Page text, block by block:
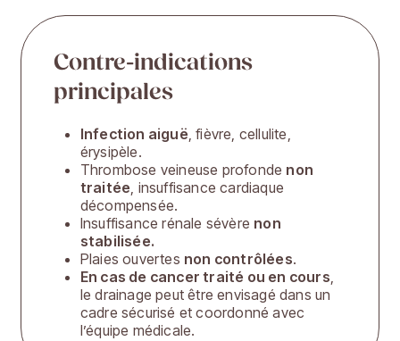
Contre-indications
principales
Infection aiguë, fièvre, cellulite,
érysipèle.
Thrombose veineuse profonde non
traitée, insuffisance cardiaque
décompensée.
Insuffisance rénale sévère non
stabilisée.
Plaies ouvertes non contrôlées.
En cas de cancer traité ou en cours,
le drainage peut être envisagé dans un
cadre sécurisé et coordonné avec
l’équipe médicale.